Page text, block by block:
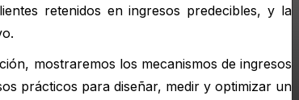
retenidos en ingresos predecibles, y la
mostraremos los mecanismos de ingresos
prácticos para diseñar, medir y optimizar un